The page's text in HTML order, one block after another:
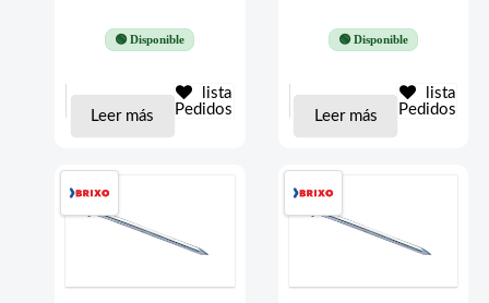
🟢 Disponible
Leer más
lista
Pedidos
🟢 Disponible
Leer más
lista
Pedidos